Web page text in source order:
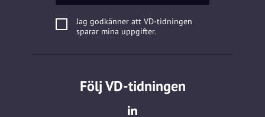
Jag godkänner att VD-tidningen
sparar mina uppgifter.
Följ VD-tidningen